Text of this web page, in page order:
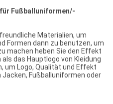
Fußballuniformen/-
Materialien, um
Formen dann zu benutzen, um
machen heben Sie den Effekt
als das Hauptlogo von Kleidung
um Logo, Qualität und Effekt
Fußballuniformen oder